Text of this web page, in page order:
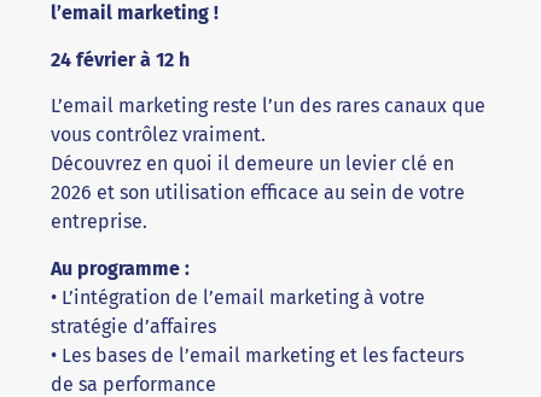
l’email marketing !
24 février à 12 h
L’email marketing reste l’un des rares canaux que
vous contrôlez vraiment.
Découvrez en quoi il demeure un levier clé en
2026 et son utilisation efficace au sein de votre
entreprise.
Au programme :
• L’intégration de l’email marketing à votre
stratégie d’affaires
• Les bases de l’email marketing et les facteurs
de sa performance